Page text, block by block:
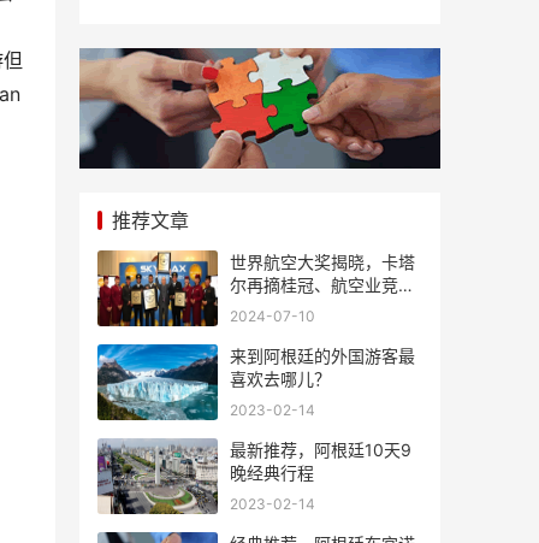
推荐文章
世界航空大奖揭晓，卡塔
尔再摘桂冠、航空业竞争
风起云涌
2024-07-10
来到阿根廷的外国游客最
喜欢去哪儿？
2023-02-14
最新推荐，阿根廷10天9
晚经典行程
2023-02-14